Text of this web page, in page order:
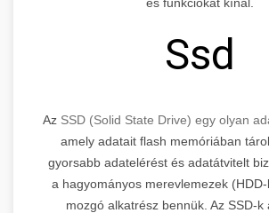
Ssd
Az SSD (Solid State Drive) egy olyan
amely adatait flash memóriában
gyorsabb adatelérést és adatátvitelt
a hagyományos merevlemezek
mozgó alkatrész bennük. Az SSD-k